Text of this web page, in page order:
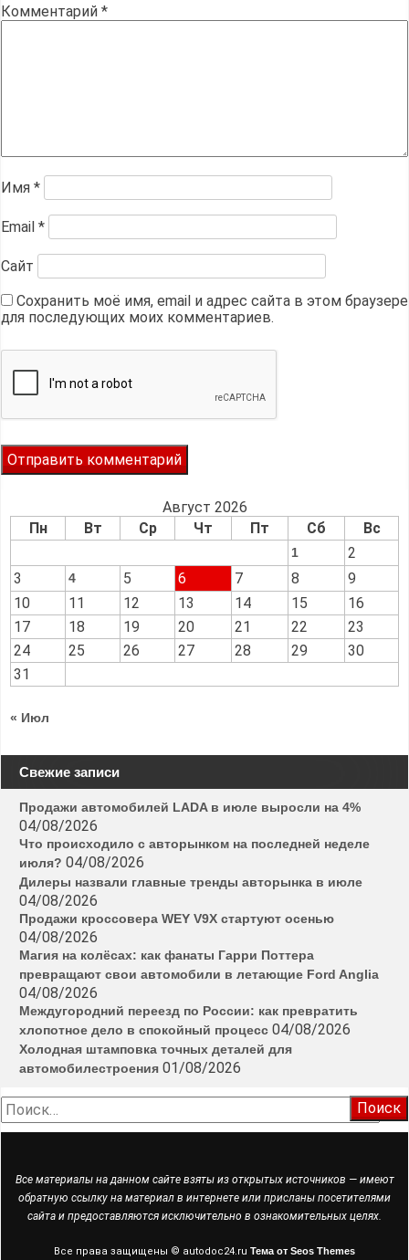
Комментарий *
Имя *
Email *
Сайт
Сохранить моё имя, email и адрес сайта в этом браузере
для последующих моих комментариев.
Август 2026
Пн
Вт Ср Чт Пт Сб Вс
1
2
3
4 5 6 7 8
9
10
11 12 13 14 15
16
17
18 19 20 21 22
23
24
25 26 27 28 29
30
31
« Июл
Свежие записи
Продажи автомобилей LADA в июле выросли на 4%
04/08/2026
Что происходило с авторынком на последней неделе
июля? 04/08/2026
Дилеры назвали главные тренды авторынка в июле
04/08/2026
Продажи кроссовера WEY V9X стартуют осенью
04/08/2026
Магия на колёсах: как фанаты Гарри Поттера
превращают свои автомобили в летающие Ford Anglia
04/08/2026
Междугородний переезд по России: как превратить
хлопотное дело в спокойный процесс 04/08/2026
Холодная штамповка точных деталей для
автомобилестроения 01/08/2026
Найти:
Все материалы на данном сайте взяты из открытых источников — имеют
обратную ссылку на материал в интернете или присланы посетителями
сайта и предоставляются исключительно в ознакомительных целях.
Все права защищены © autodoc24.ru Тема от Seos Themes